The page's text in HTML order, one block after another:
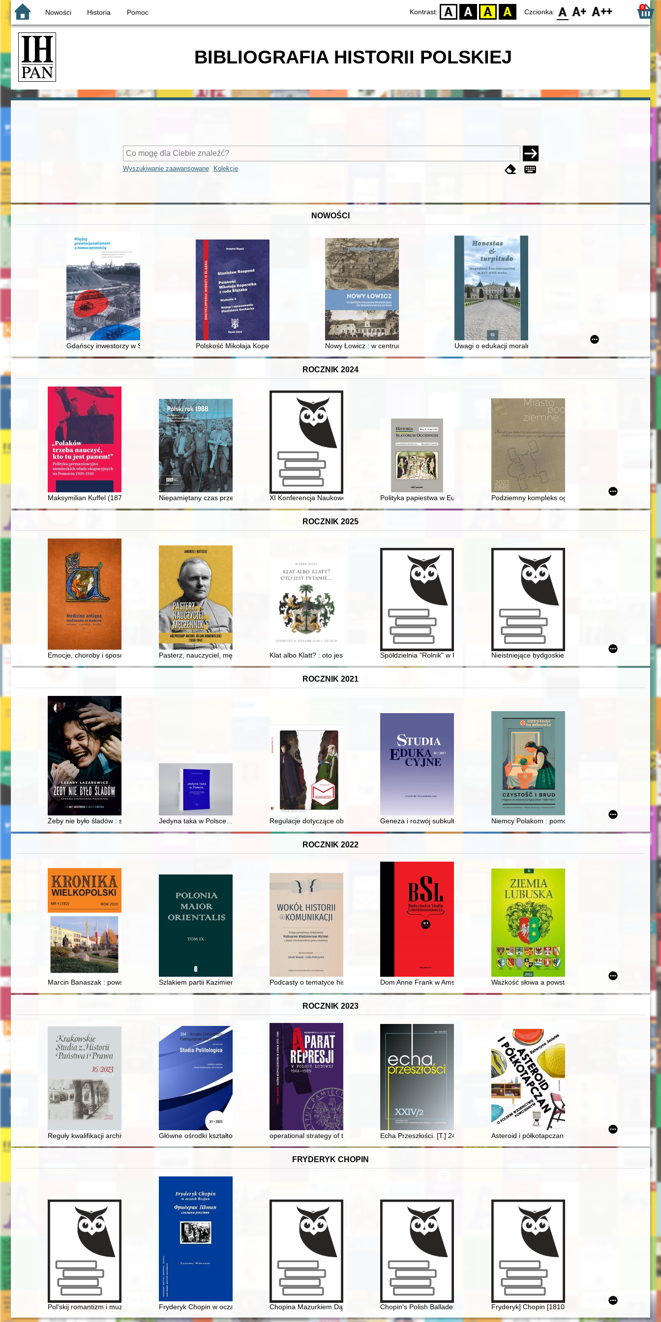
Nowości Historia Pomoc Kontrast: D BW YB BY Czcionka: F0 F1 F2 0
BIBLIOGRAFIA HISTORII POLSKIEJ
Wyszukiwanie zaawansowane Kolekcje
NOWOŚCI
Gdańscy inwestorzy w Sopocie : prestiż finansowy i towarzyski lokalnego mieszczaństwa w 2. poł. XIX w
Polskość Mikołaja Kopernika z rodu ŚlązakaNowy Łowicz : w centrum poligonu drawskiego od średniowiecza do dziśUwagi o edukacji moralnej synów szlacheckich w XVI-wiecznej
ROCZNIK 2024
Maksymilian Kuffel (1878-1939) : ofiara zbrodni pomorskiej 1939Niepamiętany czas przełomu : ograniczona struktura pamięci polskiej transformacji
XI Konferencja Naukowo Techniczna "Renowacja budynków i modernizacja obszarów zabudowanych", Zielona Góra, 9-11
Polityka papiestwa w Europie Środkowej i na Bałkanach w okresie działalności
Podziemny kompleks ogrodu Kazimierza
ROCZNIK 2025
Emocje, choroby i sposoby leczenia : z życia artysty Jana Matejko : pierś pelikana
Pasterz, nauczyciel, męczennik : arcybiskup Antoni Julian Nowowiejski (1858-1941)
Klat albo Klatt? : oto jest pytanie... : opowieść o korzeniach i losachSpółdzielnia "Rolnik" w Pobiedziskach od 1945 r. : zarys historyczny oraz współczesna
Nieistniejące bydgoskie pomniki i tablice pamiątkowe
ROCZNIK 2021
Żeby nie było śladów : sprawa Grzegorza PrzemykaJedyna taka w Polsce... : dzieje Biblioteki Muzeum Techniczno-Przemysłowego w Krakowie
Regulacje dotyczące obrotu cywilnoprawnego w ustawie o restytucji narodowych dóbr kultury i ich zastosowanie w
Geneza i rozwój subkultury hipisów w Stanach Zjednoczonych : (wybrane konteksty)
Niemcy Polakom : pomoc z zakresu higieny podczas
ROCZNIK 2022
Marcin Banaszak : powstaniec ze Środy WielkopolskiejSzlakiem partii Kazimierza Mielęckiego 1863 - recenzja]Podcasty o tematyce historycznej : zarys problematyki = Historical podcasts : an outline of the issues
Dom Anne Frank w Amsterdamie : przestrzeń zamknięta jako przestrzeń doświadczeń
Ważkość słowa a powstanie i rozwój kopalń węgla
ROCZNIK 2023
Reguły kwalifikacji archiwalnej akt spraw karnych w rozporządzeniu o przechowywaniu i niszczeniu akt sądowych z 1937 r. : o genezie i skutkach międzywojennych reguł oceny wartości
Główne ośrodki kształtowania się ukraińskiej tożsamości narodowej w XIX i na początku XX wieku : przyczynek historyczny do współczesnych zmian
operational strategy of the security service (SB) towards the second circulation in the Polish People's Repubic from 1980 to
Echa Przeszłości. [T.] 24, [nr] 2 (2023)Asteroid i półkotapczan : o polskim wzornictwie
FRYDERYK CHOPIN
Pol'skij romantizm i muzykal'naja kul'tura L'vova vtoroj poloviny XIX veka (Karol' Mikuli - učenik Friderika źopena)
Fryderyk Chopin w oczach Rosjan. Antologia. Friderik źopen glazami Rossiân. Antologiâ
Chopina Mazurkiem Dąbrowskiego urzeczenieChopin's Polish Ballade: Op. 38 as Narrative of National Martyrdom
Fryderyk] Chopin [1810-1849] i George Sand [1804-